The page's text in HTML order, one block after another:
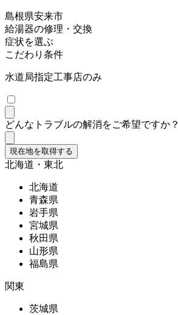
島根県安来市
給湯器の修理・交換
症状を選ぶ
こだわり条件
水道局指定工事店のみ
どんなトラブルの解消をご希望ですか？
現在地を取得する
北海道・東北
北海道
青森県
岩手県
宮城県
秋田県
山形県
福島県
関東
茨城県